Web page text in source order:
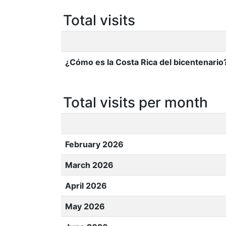
Total visits
¿Cómo es la Costa Rica del
Total visits per month
February 2026
March 2026
April 2026
May 2026